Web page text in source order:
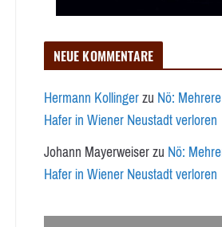
NEUE KOMMENTARE
Hermann KollingerzuNö:
Hafer in Wiener Neustadt verloren
Johann MayerweiserzuNö:
Hafer in Wiener Neustadt verloren